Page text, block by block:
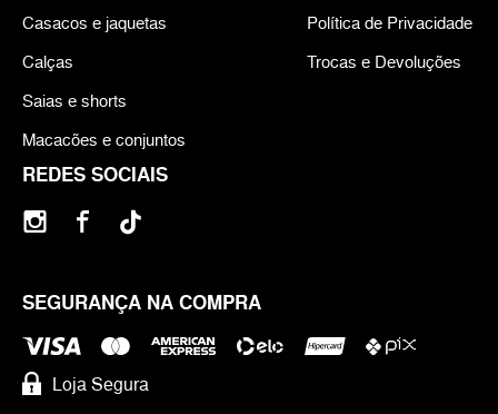
REDES SOCIAIS
SEGURANÇA NA COMPRA
Loja Segura
Casacos e jaquetas
Calças
Saias e shorts
Macacões e conjuntos
Política de Privacidade
Trocas e Devoluções